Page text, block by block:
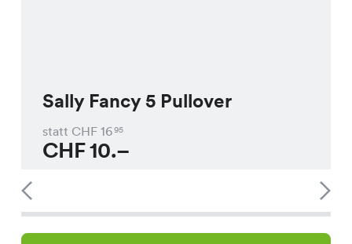
Sally Fancy 5 Pullover
statt CHF 1695
CHF10.–